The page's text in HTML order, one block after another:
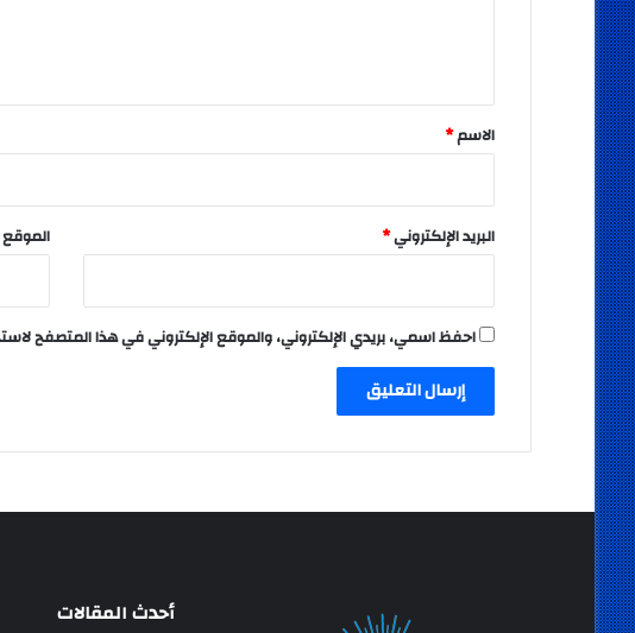
*
الاسم*
البريد الإلكتروني* الموقع
احفظ اسمي، بريدي الإلكتروني، والموقع الإلكتروني في هذا المتصفح
أحدث المقالات